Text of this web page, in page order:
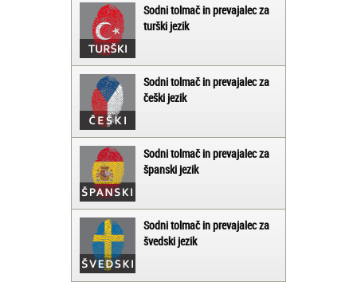
Sodni tolmač in prevajalec za
turški jezik
Sodni tolmač in prevajalec za
češki jezik
Sodni tolmač in prevajalec za
španski jezik
Sodni tolmač in prevajalec za
švedski jezik